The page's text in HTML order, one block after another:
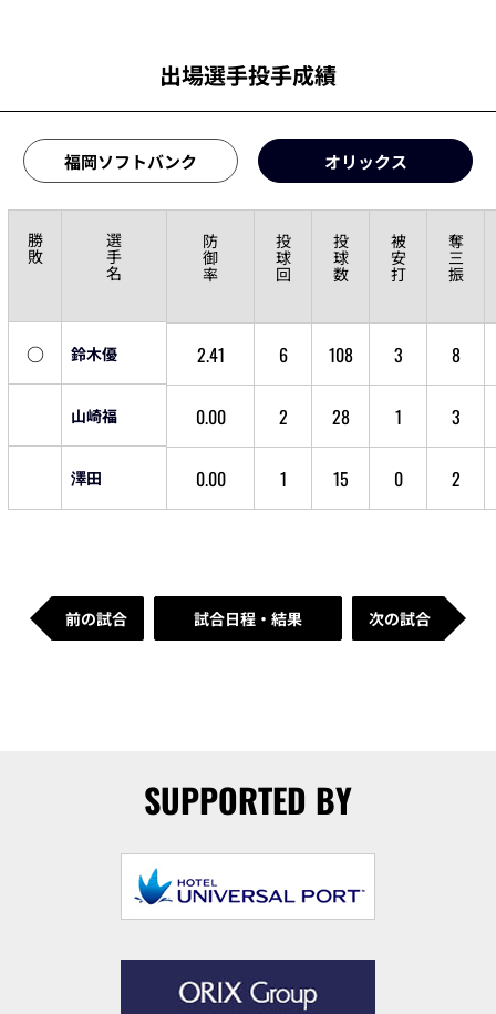
出場選手投手成績
福岡ソフトバンク オリックス
勝
敗
選
手
名
防
御
率
投
球
回
投
球
数
被
安
打
奪
三
振
○ 鈴木優 2.41 6 108 3 8
山崎福 0.00 2 28 1 3
澤田 0.00 1 15 0 2
前の試合 試合日程・結果 次の試合
SUPPORTED BY